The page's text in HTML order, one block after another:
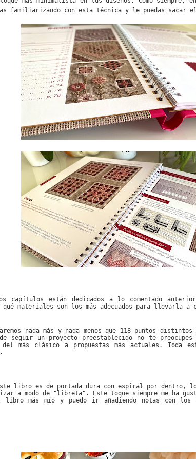
familiarizando con esta técnica y le puedas sacar
capítulos están dedicados a lo comentado
materiales son los más adecuados para llevarla a
nada más y nada menos que 118 puntos
seguir un proyecto preestablecido no te preocupes
del más clásico a propuestas más actuales. Toda
libro es de portada dura con espiral por dentro,
a modo de "libreta". Este toque siempre me ha
libro más mío y puedo ir añadiendo notas con los